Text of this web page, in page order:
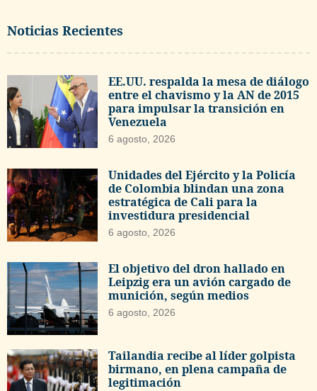
Noticias Recientes
EE.UU. respalda la mesa de diálogo
entre el chavismo y la AN de 2015
para impulsar la transición en
Venezuela
6 agosto, 2026
Unidades del Ejército y la Policía
de Colombia blindan una zona
estratégica de Cali para la
investidura presidencial
6 agosto, 2026
El objetivo del dron hallado en
Leipzig era un avión cargado de
munición, según medios
6 agosto, 2026
Tailandia recibe al líder golpista
birmano, en plena campaña de
legitimación